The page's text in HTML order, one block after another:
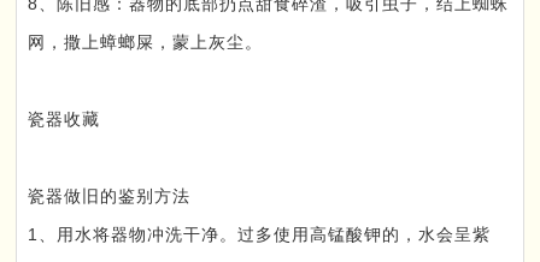
8、陈旧感：器物的底部扔点甜食碎渣，吸引虫子，结上蜘蛛
网，撒上蟑螂屎，蒙上灰尘。
瓷器收藏
瓷器做旧的鉴别方法
1、用水将器物冲洗干净。过多使用高锰酸钾的，水会呈紫